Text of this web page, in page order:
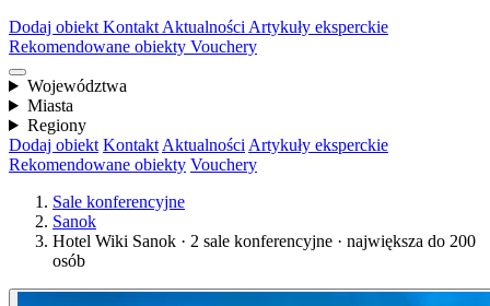
Dodaj obiekt Kontakt Aktualności Artykuły eksperckie
Rekomendowane obiekty Vouchery
Województwa
Miasta
Regiony
Dodaj obiekt Kontakt Aktualności Artykuły eksperckie
Rekomendowane obiekty Vouchery
Sale konferencyjne
Sanok
Hotel Wiki Sanok · 2 sale konferencyjne · największa do 200
osób